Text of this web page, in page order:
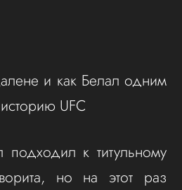
и как Белал одним
UFC
к титульному
но на этот раз